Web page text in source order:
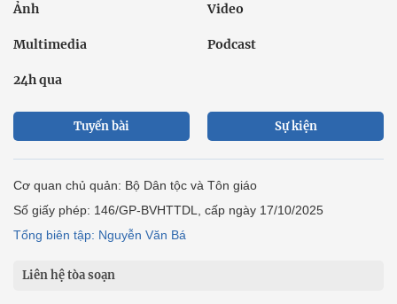
Ảnh Video
Multimedia Podcast
24h qua
Tuyến bài Sự kiện
Cơ quan chủ quản: Bộ Dân tộc và Tôn giáo
Số giấy phép: 146/GP-BVHTTDL, cấp ngày 17/10/2025
Tổng biên tập: Nguyễn Văn Bá
Liên hệ tòa soạn